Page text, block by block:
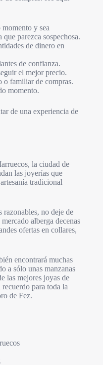
y sea
parezca sospechosa.
de dinero en
de confianza.
el mejor precio.
o familiar de compras.
momento.
de una experiencia de
la ciudad de
las joyerías que
tradicional
razonables, no deje de
alberga decenas
ofertas en collares,
encontrará muchas
a sólo unas manzanas
las mejores joyas de
para toda la
de Fez.